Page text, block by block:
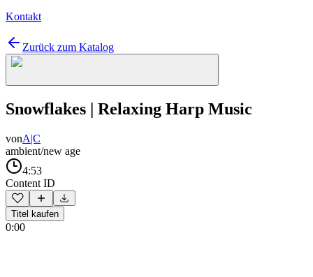
Kontakt
Zurück zum Katalog
Snowflakes | Relaxing Harp Music
vonA|C
ambient/new age
4:53
Content ID
Titel kaufen
0:00